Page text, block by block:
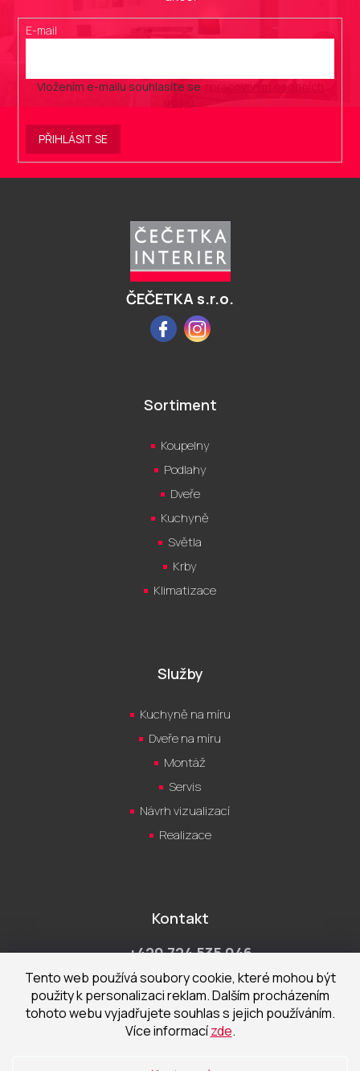
Tento web používá soubory cookie, které mohou být
použity k personalizaci reklam. Dalším procházením
tohoto webu vyjadřujete souhlas s jejich používáním.
Více informacízde.
E-mail
Vložením e-mailu souhlasíte se zpracováním osobních
.
PŘIHLÁSIT SE
ČEČETKA s.r.o.
FacebookInstagram
Sortiment
Koupelny
Podlahy
Dveře
Kuchyně
Světla
Krby
Klimatizace
Služby
Kuchyně na míru
Dveře na míru
Montáž
Servis
Návrh vizualizací
Realizace
Kontakt
+420 724 535 046
Po-Pá 9:00 - 18:00 hod
obchod@cecetka.cz